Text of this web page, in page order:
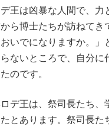
王は凶暴な人間で、
ら博士たちが訪ねて
いでになりますか。
ないところで、自分
のです。
デ王は、祭司長たち
とあります。祭司長